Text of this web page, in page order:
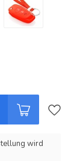
wird